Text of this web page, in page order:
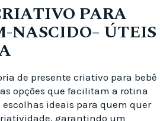
PARA
NASCIDO– ÚTEIS
de presente criativo para bebê
opções que facilitam a rotina
escolhas ideais para quem quer
garantindo um